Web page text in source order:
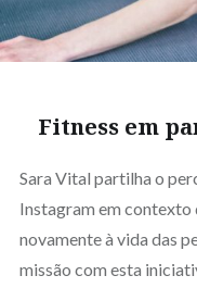
Fitness em
Sara Vital partilha o
Instagram em contexto
novamente à vida das
missão com esta